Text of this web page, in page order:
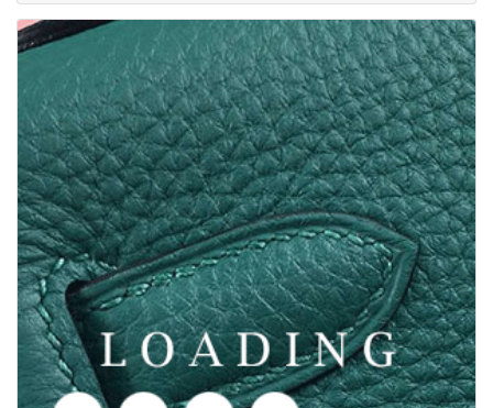
5829724/Children's Clothes alkaen PUMA